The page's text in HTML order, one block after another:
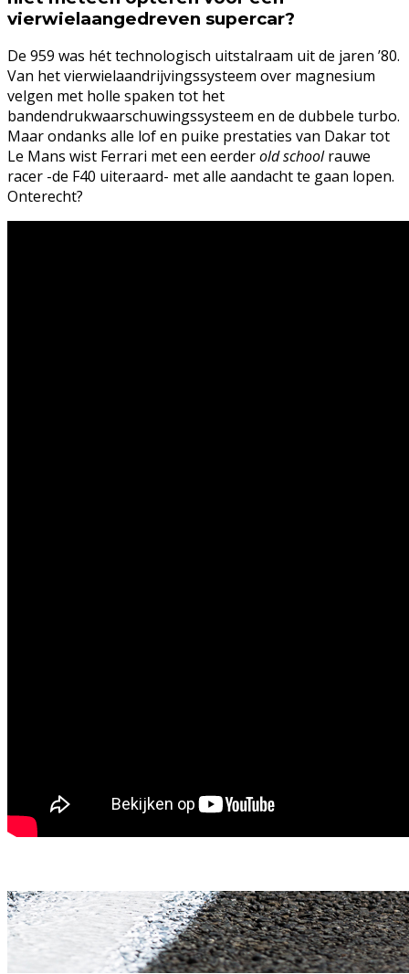
vierwielaangedreven supercar?
De 959 was hét technologisch uitstalraam uit de jaren ’80.
Van het vierwielaandrijvingssysteem over magnesium
velgen met holle spaken tot het
bandendrukwaarschuwingssysteem en de dubbele turbo.
Maar ondanks alle lof en puike prestaties van Dakar tot
Le Mans wist Ferrari met een eerderold schoolrauwe
racer -de F40 uiteraard- met alle aandacht te gaan lopen.
Onterecht?